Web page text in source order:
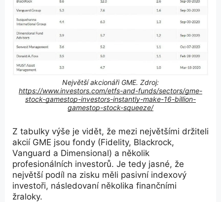
Největší akcionáři GME. Zdroj:
https://www.investors.com/etfs-and-funds/sectors/gme-
stock-gamestop-investors-instantly-make-16-billion-
gamestop-stock-squeeze/
Z tabulky výše je vidět, že mezi největšími držiteli
akcií GME jsou fondy (Fidelity, Blackrock,
Vanguard a Dimensional) a několik
profesionálních investorů. Je tedy jasné, že
největší podíl na zisku měli pasivní indexový
investoři, následovaní několika finančními
žraloky.